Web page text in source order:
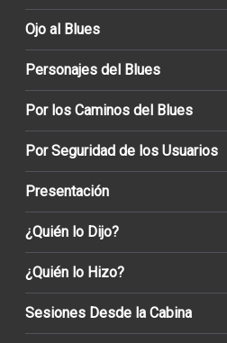
Ojo al Blues
Personajes del Blues
Por los Caminos del Blues
Por Seguridad de los Usuarios
Presentación
¿Quién lo Dijo?
¿Quién lo Hizo?
Sesiones Desde la Cabina